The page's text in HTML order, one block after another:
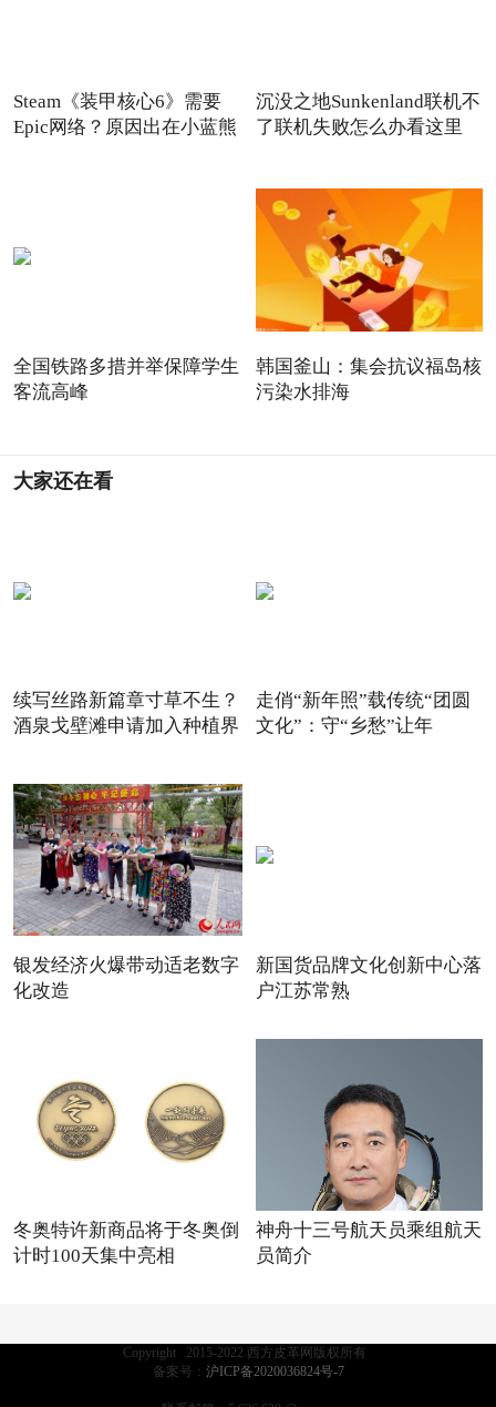
Steam《装甲核心6》需要
Epic网络？原因出在小蓝熊
沉没之地Sunkenland联机不
了联机失败怎么办看这里
全国铁路多措并举保障学生
客流高峰
韩国釜山：集会抗议福岛核
污染水排海
大家还在看
续写丝路新篇章寸草不生？
酒泉戈壁滩申请加入种植界
走俏“新年照”载传统“团圆
文化”：守“乡愁”让年
银发经济火爆带动适老数字
化改造
新国货品牌文化创新中心落
户江苏常熟
冬奥特许新商品将于冬奥倒
计时100天集中亮相
神舟十三号航天员乘组航天
员简介
Copyright 2015-2022 西方皮革网版权所有
备案号： 沪ICP备2020036824号-7